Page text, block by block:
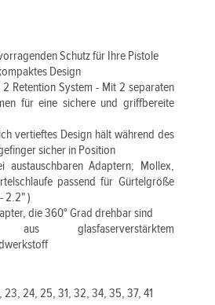
Schutz für Ihre Pistole
Design
Retention System - Mit 2 separaten
für eine sichere und griffbereite
vertieftes Design hält während des
sicher in Position
austauschbaren Adaptern; Mollex,
passend für Gürtelgröße
2.2" )
die 360° Grad drehbar sind
aus glasfaserverstärktem
23, 24, 25, 31, 32, 34, 35, 37, 41